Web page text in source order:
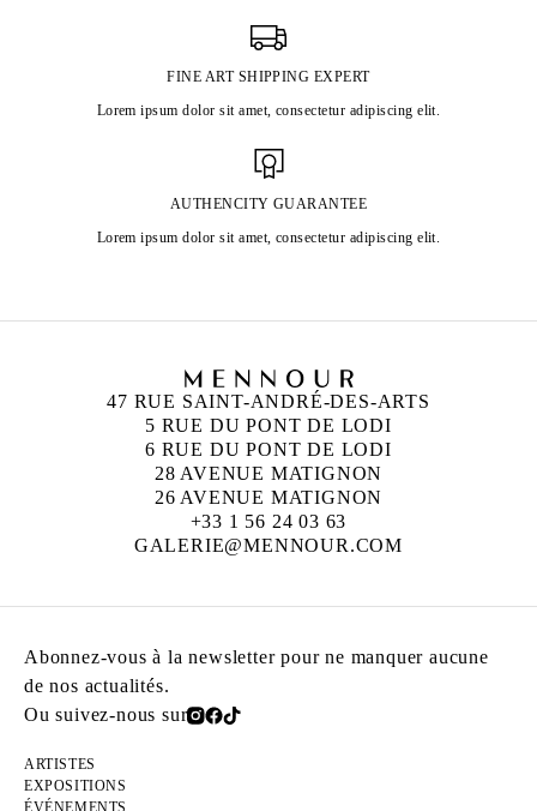
FINE ART SHIPPING EXPERT
Lorem ipsum dolor sit amet, consectetur adipiscing elit.
AUTHENCITY GUARANTEE
Lorem ipsum dolor sit amet, consectetur adipiscing elit.
47 RUE SAINT-ANDRÉ-DES-ARTS
5 RUE DU PONT DE LODI
6 RUE DU PONT DE LODI
28 AVENUE MATIGNON
26 AVENUE MATIGNON
+33 1 56 24 03 63
GALERIE@MENNOUR.COM
Abonnez-vous à la newsletter pour ne manquer aucune
de nos actualités.
Ou suivez-nous sur
ARTISTES
EXPOSITIONS
ÉVÉNEMENTS